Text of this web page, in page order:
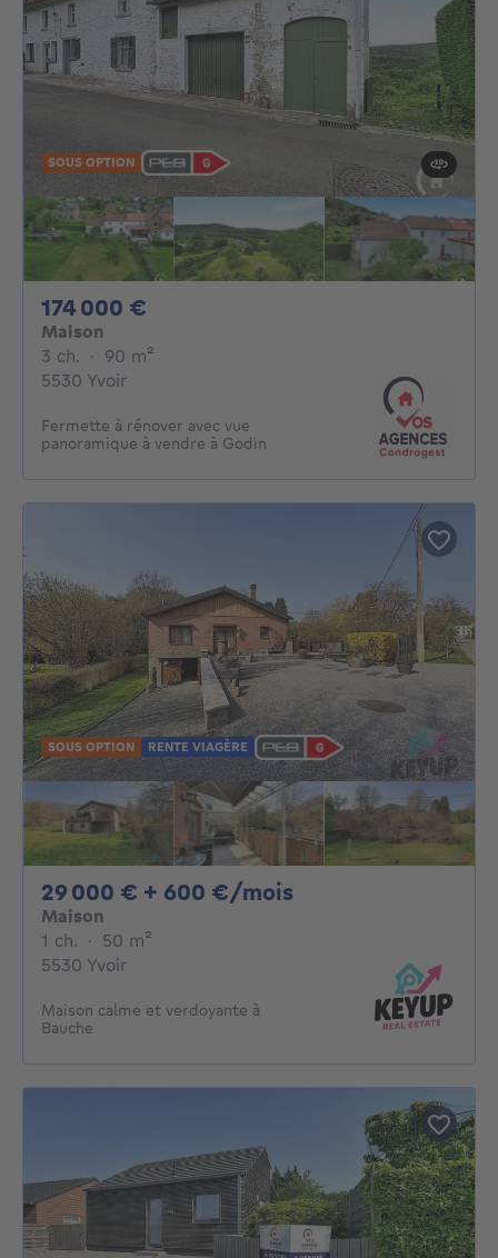
SOUS OPTION
174 000 €
Maison
3 ch. 3 chambres
· 90 m²
5530 Yvoir
Fermette à rénover avec vue
panoramique à vendre à Godin
SOUS OPTION RENTE VIAGÈRE
29 000 € + 600 €/mois29000€ + 600€
Maison
1 ch. 1 chambre
· 50 m²
5530 Yvoir
Maison calme et verdoyante à
Bauche